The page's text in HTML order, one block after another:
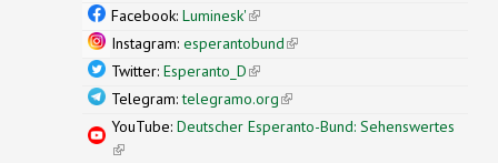
Facebook: Luminesk'(link is external)
Instagram: esperantobund(link is external)
Twitter: Esperanto_D(link is external)
Telegram:telegramo.org(link is external)
YouTube: Deutscher Esperanto-Bund: Sehenswertes
(link is external)